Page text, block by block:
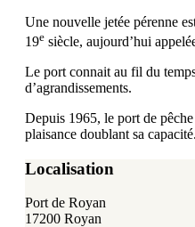
Une nouvelle jetée pérenne
19e siècle, aujourd’hui
Le port connait au fil du
d’agrandissements.
Depuis 1965, le port de
plaisance doublant sa capacité.
Localisation
Port de Royan
17200 Royan